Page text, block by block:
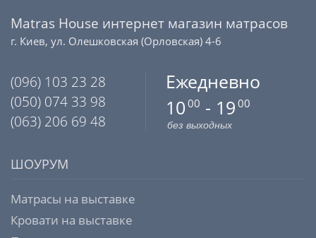
Matras House интернет магазин матрасов
г. Киев, ул. Олешковская (Орловская) 4-6
(096) 103 23 28
(050) 074 33 98
(063) 206 69 48
Ежедневно
10 00 - 19 00
без выходных
ШОУРУМ
Матрасы на выставке
Кровати на выставке